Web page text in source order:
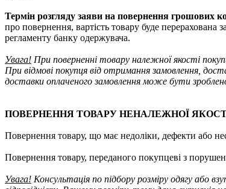
Термін розгляду заяви на повернення грошових
про повернення, вартість товару буде перерахована
регламенту банку одержувача.
Увага! При поверненні товару належної якості
При відмові покупця від отримання замовлення,
доставки оплаченого замовлення може бути
ПОВЕРНЕННЯ ТОВАРУ НЕНАЛЕЖНОЇ
Повернення товару, що має недоліки, дефекти або
Повернення товару, переданого покупцеві з
Увага! Консультація по підбору розміру одягу або